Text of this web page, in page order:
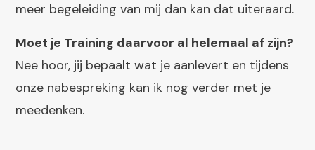
meer begeleiding van mij dan kan dat uiteraard.
Moet je Training daarvoor al helemaal af zijn?
Nee hoor, jij bepaalt wat je aanlevert en tijdens
onze nabespreking kan ik nog verder met je
meedenken.